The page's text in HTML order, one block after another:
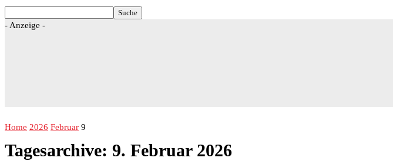
- Anzeige -
Home 2026 Februar 9
Tagesarchive: 9. Februar 2026